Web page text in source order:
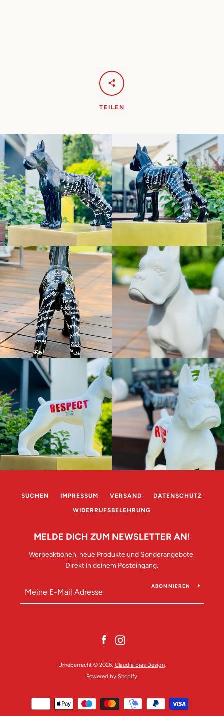
TEILEN
SUCHEN IMPRESSUM VERSAND DATENSCHUTZ
WIDERRUFSBELEHRUNG
MELDE DICH ZUM NEWSLETTER AN!
Werbeaktionen, neue Produkte und Sonderangebote.
Direkt in deinem Posteingang.
ABONNIEREN
FacebookInstagram
Urheberrecht © 2026, Claudia Bias Design.
Powered by Shopify
Zahlungsarten